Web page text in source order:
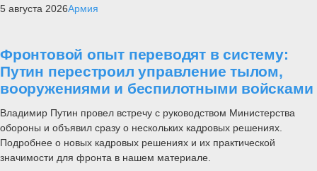
5 августа 2026Армия
Фронтовой опыт переводят в систему:
Путин перестроил управление тылом,
вооружениями и беспилотными войсками
Владимир Путин провел встречу с руководством Министерства
обороны и объявил сразу о нескольких кадровых решениях.
Подробнее о новых кадровых решениях и их практической
значимости для фронта в нашем материале.